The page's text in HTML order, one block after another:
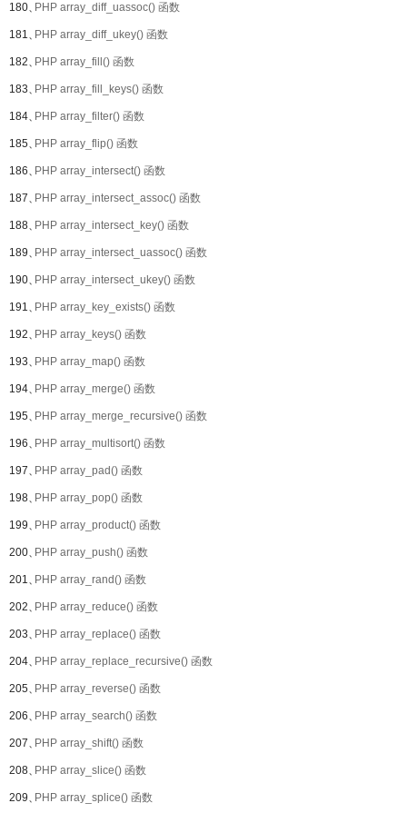
180、PHP array_diff_uassoc() 函数
181、PHP array_diff_ukey() 函数
182、PHP array_fill() 函数
183、PHP array_fill_keys() 函数
184、PHP array_filter() 函数
185、PHP array_flip() 函数
186、PHP array_intersect() 函数
187、PHP array_intersect_assoc() 函数
188、PHP array_intersect_key() 函数
189、PHP array_intersect_uassoc() 函数
190、PHP array_intersect_ukey() 函数
191、PHP array_key_exists() 函数
192、PHP array_keys() 函数
193、PHP array_map() 函数
194、PHP array_merge() 函数
195、PHP array_merge_recursive() 函数
196、PHP array_multisort() 函数
197、PHP array_pad() 函数
198、PHP array_pop() 函数
199、PHP array_product() 函数
200、PHP array_push() 函数
201、PHP array_rand() 函数
202、PHP array_reduce() 函数
203、PHP array_replace() 函数
204、PHP array_replace_recursive() 函数
205、PHP array_reverse() 函数
206、PHP array_search() 函数
207、PHP array_shift() 函数
208、PHP array_slice() 函数
209、PHP array_splice() 函数